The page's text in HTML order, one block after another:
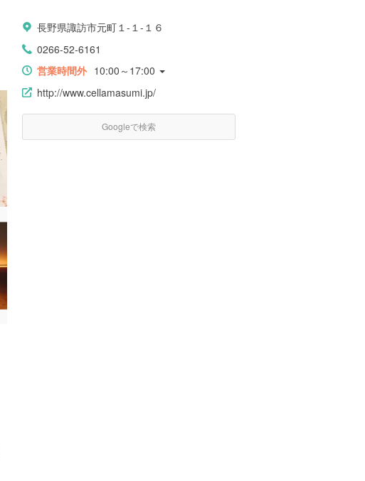
長野県諏訪市元町１-１-１６
0266-52-6161
営業時間外 10:00～17:00
http://www.cellamasumi.jp/
Googleで検索